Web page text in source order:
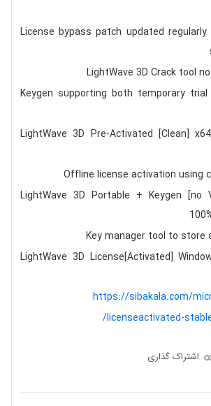
License bypass patch updated
LightWave 3D Crack tool
Keygen supporting both temporary
LightWave 3D Pre-Activated [Clean]
Offline license activation using
LightWave 3D Portable + Keygen [no
Key manager tool to store
LightWave 3D License[Activated]
https://sibakala.com/
licenseactivated-
اشتراک گذاری